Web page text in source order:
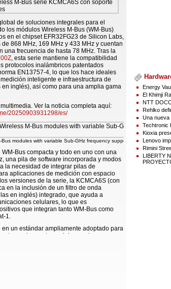
de soluciones integrales para el
los módulos Wireless M-Bus (WM-Bus)
en el chipset EFR32FG23 de Silicon Labs,
868 MHz, 169 MHz y 433 MHz y cuentan
una frecuencia de hasta 78 MHz. Tras la
, esta serie mantiene la compatibilidad
protocolos inalámbricos patentados
EN13757-4, lo que los hace ideales
inteligente e infraestructura de
inglés), así como para una amplia gama
Ver la noticia completa aquí:
20250903931298/es/
modules with variable Sub-GHz frequency support
Bus compacta y todo en uno con una
una pila de software incorporada y modos
la necesidad de integrar pilas de
aplicaciones de medición con espacio
versiones de la serie, la KCMCA6S (con
en la inclusión de un filtro de onda
en inglés) integrado, que ayuda a
celulares, lo que es
que integran tanto WM-Bus como
1.
un estándar ampliamente adoptado para
en los sectores del agua, la
Europa y algunos países de Oriente
Energy
El Khimji
NTT
Rehlko
Una nueva
Techtronic
Kioxia
Lenovo
Rimini
LIBERTY